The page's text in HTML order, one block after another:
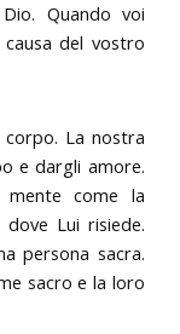
Quando voi
del vostro
La nostra
e dargli amore.
mente come la
Lui risiede.
persona sacra.
sacro e la loro